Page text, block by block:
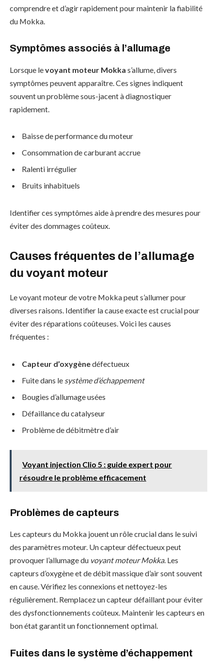
comprendre et d’agir rapidement pour maintenir la fiabilité
du Mokka.
Symptômes associés à l’allumage
Lorsque levoyant moteur Mokka s’allume, divers
symptômes peuvent apparaître. Ces signes indiquent
souvent un problème sous-jacent à diagnostiquer
rapidement.
Baisse de performance du moteur
Consommation de carburant accrue
Ralenti irrégulier
Bruits inhabituels
Identifier ces symptômes aide à prendre des mesures pour
éviter des dommages coûteux.
Causes fréquentes de l’allumage
du voyant moteur
Le voyant moteur de votre Mokka peut s’allumer pour
diverses raisons. Identifier la cause exacte est crucial pour
éviter des réparations coûteuses. Voici les causes
fréquentes :
Capteur d’oxygènedéfectueux
Fuite dans le système d’échappement
Bougies d’allumage usées
Défaillance du catalyseur
Problème de débitmètre d’air
Voyant injection Clio 5 : guide expert pour
résoudre le problème efficacement
Problèmes de capteurs
Les capteurs du Mokka jouent un rôle crucial dans le suivi
des paramètres moteur. Un capteur défectueux peut
provoquer l’allumage du voyant moteur Mokka. Les
capteurs d’oxygène et de débit massique d’air sont souvent
en cause. Vérifiez les connexions et nettoyez-les
régulièrement. Remplacez un capteur défaillant pour éviter
des dysfonctionnements coûteux. Maintenir les capteurs en
bon état garantit un fonctionnement optimal.
Fuites dans le système d’échappement